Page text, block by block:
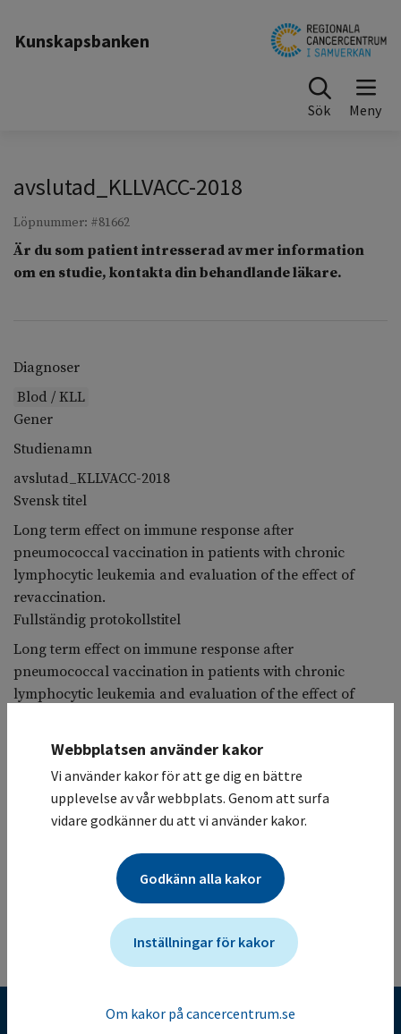
Kunskapsbanken
Sök
avslutad_KLLVACC-2018
Löpnummer: #81662
Är du som patient intresserad av mer information
om en studie, kontakta din behandlande läkare.
Diagnoser
Blod / KLL
Gener
Studienamn
avslutad_KLLVACC-2018
Svensk titel
Long term effect on immune response after
pneumococcal vaccination in patients with chronic
lymphocytic leukemia and evaluation of the effect of
revaccination.
Fullständig protokollstitel
Long term effect on immune response after
pneumococcal vaccination in patients with chronic
lymphocytic leukemia and evaluation of the effect of
Universitetssjukhuset Örebro / Hematologisk klinik
Deltagande sjukhus
Studiesammanfattning
Mer information om studien för vårdgivare
Studien ändrades senast: (2025-05-05)
Webbplatsen använder kakor
Vi använder kakor för att ge dig en bättre
upplevelse av vår webbplats. Genom att surfa
vidare godkänner du att vi använder kakor.
Godkänn alla kakor
Inställningar för kakor
Om kakor på cancercentrum.se
Kunskapsbank för cancervården